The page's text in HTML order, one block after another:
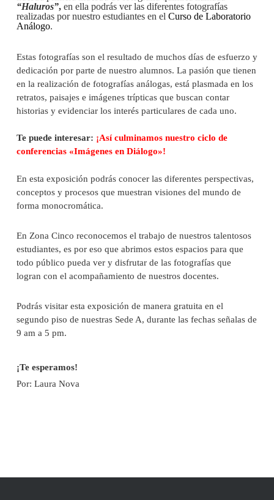
“Haluros”,en ella podrás ver las diferentes fotografías
realizadas por nuestro estudiantes en el Curso de Laboratorio
Análogo.
Estas fotografías son el resultado de muchos días de esfuerzo y
dedicación por parte de nuestro alumnos. La pasión que tienen
en la realización de fotografías análogas, está plasmada en los
retratos, paisajes e imágenes trípticas que buscan contar
historias y evidenciar los interés particulares de cada uno.
Te puede interesar: ¡Así culminamos nuestro ciclo de
conferencias «Imágenes en Diálogo»!
En esta exposición podrás conocer las diferentes perspectivas,
conceptos y procesos que muestran visiones del mundo de
forma monocromática.
En Zona Cinco reconocemos el trabajo de nuestros talentosos
estudiantes, es por eso que abrimos estos espacios para que
todo público pueda ver y disfrutar de las fotografías que
logran con el acompañamiento de nuestros docentes.
Podrás visitar esta exposición de manera gratuita en el
segundo piso de nuestras Sede A, durante las fechas señalas de
9 am a 5 pm.
¡Te esperamos!
Por: Laura Nova